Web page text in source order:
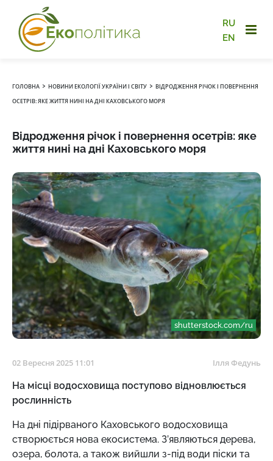
RU
EN
ГОЛОВНА › НОВИНИ ЕКОЛОГІЇ УКРАЇНИ І СВІТУ › ВІДРОДЖЕННЯ РІЧОК І ПОВЕРНЕННЯ
ОСЕТРІВ: ЯКЕ ЖИТТЯ НИНІ НА ДНІ КАХОВСЬКОГО МОРЯ
Відродження річок і повернення осетрів: яке
життя нині на дні Каховського моря
shutterstock.com/ru
02 Вересня 2025 11:01 Ілля Федунь
На місці водосховища поступово відновлюється
рослинність
На дні підірваного Каховського водосховища
створюється нова екосистема. З’являються дерева,
озера, болота, а також вийшли з-під води піски та